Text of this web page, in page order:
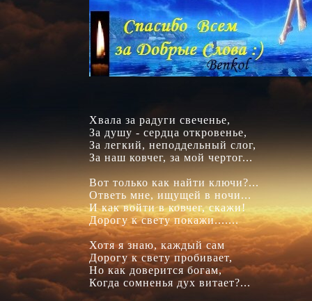
Хвала за радуги свеченье,
За душу - сердца откровенье,
За легкий, неподдельный слог,
За наш ковчег, за мой чертог...
Вот только как найти ключи?...
Ответь мне, ищущей в ночи...
И как войти в ковчег, скажи!
Дорогу к свету покажи.......
Хотя я знаю, каждый сам
Дорогу к свету пробивает,
Но как доверится богам,
Когда сомненья дух витает?...